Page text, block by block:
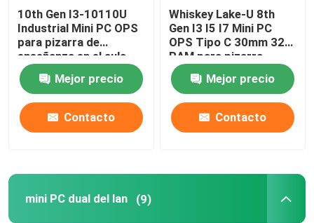
10th Gen I3-10110U
Industrial Mini PC OPS
para pizarra de
enseñanza en el aula
Mejor precio
Contacto
Whiskey Lake-U 8th
Gen I3 I5 I7 Mini PC
OPS Tipo C 30mm 32G
RAM para pizarra
escolar
Mejor precio
Contacto
mini PC dual del lan (9)